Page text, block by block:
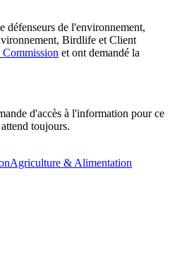
défenseurs de l'environnement,
Birdlife et Client
Commission et ont demandé la
d'accès à l'information pour ce
toujours.
Agriculture & Alimentation